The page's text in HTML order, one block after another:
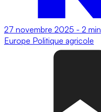
27 novembre 2025 - 2 min
Europe Politique agricole